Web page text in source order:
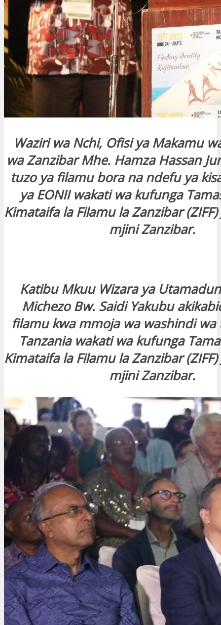
Waziri wa Nchi, Ofisi ya Makamu
wa Zanzibar Mhe. Hamza Hassan
tuzo ya filamu bora na ndefu ya
ya EONII wakati wa kufunga
Kimataifa la Filamu la Zanzibar
mjini Zanzibar.
Katibu Mkuu Wizara ya
Michezo Bw. Saidi Yakubu
filamu kwa mmoja wa washindi wa
Tanzania wakati wa kufunga
Kimataifa la Filamu la Zanzibar
mjini Zanzibar.